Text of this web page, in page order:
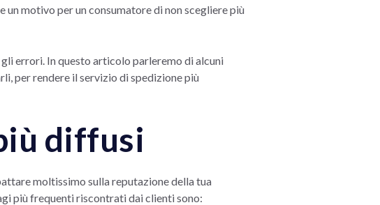
motivo per un consumatore di non scegliere più
errori. In questo articolo parleremo di alcuni
per rendere il servizio di spedizione più
diffusi
moltissimo sulla reputazione della tua
più frequenti riscontrati dai clienti sono: